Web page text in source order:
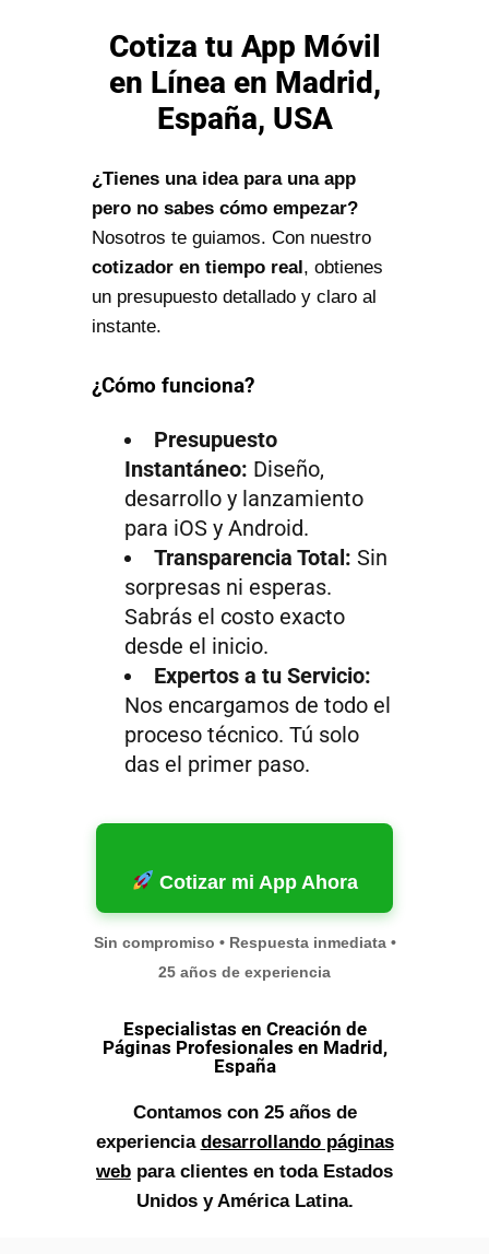
Cotiza tu App Móvil
en Línea en Madrid,
España, USA
¿Tienes una idea para una app
pero no sabes cómo empezar?
Nosotros te guiamos. Con nuestro
cotizador en tiempo real, obtienes
un presupuesto detallado y claro al
instante.
¿Cómo funciona?
Presupuesto
Instantáneo: Diseño,
desarrollo y lanzamiento
para iOS y Android.
Transparencia Total: Sin
sorpresas ni esperas.
Sabrás el costo exacto
desde el inicio.
Expertos a tu Servicio:
Nos encargamos de todo el
proceso técnico. Tú solo
das el primer paso.
Cotizar mi App Ahora
Sin compromiso • Respuesta inmediata •
25 años de experiencia
Especialistas en Creación de
Páginas Profesionales en Madrid,
España
Contamos con 25 años de
experiencia desarrollando páginas
web para clientes en toda Estados
Unidos y América Latina.